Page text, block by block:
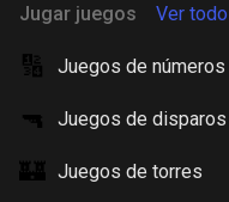
Jugar juegos Ver todo
🔢 Juegos de números
🔫 Juegos de disparos
🏰 Juegos de torres